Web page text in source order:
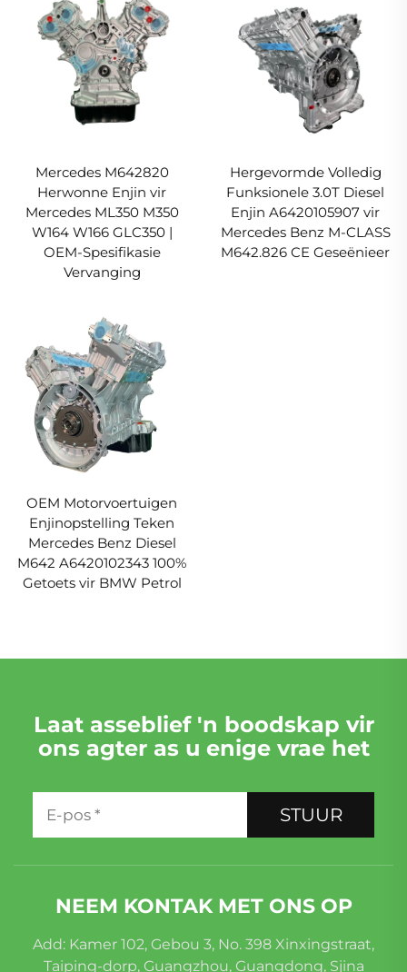
Mercedes M642820
Herwonne Enjin vir
Mercedes ML350 M350
W164 W166 GLC350 |
OEM-Spesifikasie
Vervanging
Hergevormde Volledig
Funksionele 3.0T Diesel
Enjin A6420105907 vir
Mercedes Benz M-CLASS
M642.826 CE Geseënieer
OEM Motorvoertuigen
Enjinopstelling Teken
Mercedes Benz Diesel
M642 A6420102343 100%
Getoets vir BMW Petrol
Laat asseblief 'n boodskap vir
ons agter as u enige vrae het
STUUR
NEEM KONTAK MET ONS OP
Add: Kamer 102, Gebou 3, No. 398 Xinxingstraat,
Taiping-dorp, Guangzhou, Guangdong, Sjina